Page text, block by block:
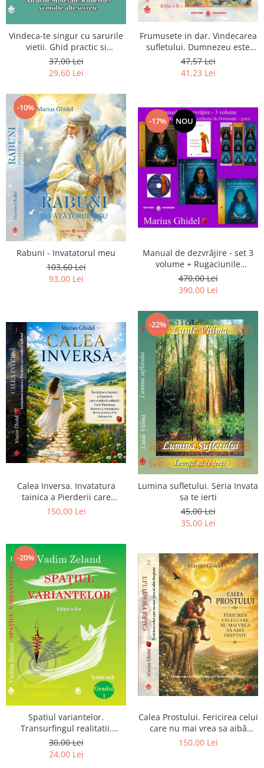
Vindeca-te singur cu sarurile
vietii. Ghid practic si
informativ. Sarurile minerale
Schuessler si multe alte
secrete
37,00 Lei
29,60 Lei
Frumusete in dar. Vindecarea
sufletului. Dumnezeu este
chiar dragostea ta. Editia a 2-
a
47,57 Lei
41,23 Lei
-10%
Rabuni - Invatatorul meu
103,60 Lei
93,00 Lei
-17% NOU
Manual de dezvrăjire - set 3
volume + Rugaciunile
Luceafarului de Dimineata -
Gratuit)
470,00 Lei
390,00 Lei
Calea Inversa. Invatatura
tainica a Pierderii care
vindeca sufletul - Cum
Dumnezeu
150,00 Lei
-22%
Lumina sufletului. Seria Invata
sa te ierti
45,00 Lei
35,00 Lei
-20%
Spatiul variantelor.
Transurfingul realitatii.
Gradul 1. Cum sa ne
dezvoltam intuitia si sa ne
alegem soarta
30,00 Lei
24,00 Lei
Calea Prostului. Fericirea celui
care nu mai vrea sa aibă
dreptate - Intoarcerea la
150,00 Lei